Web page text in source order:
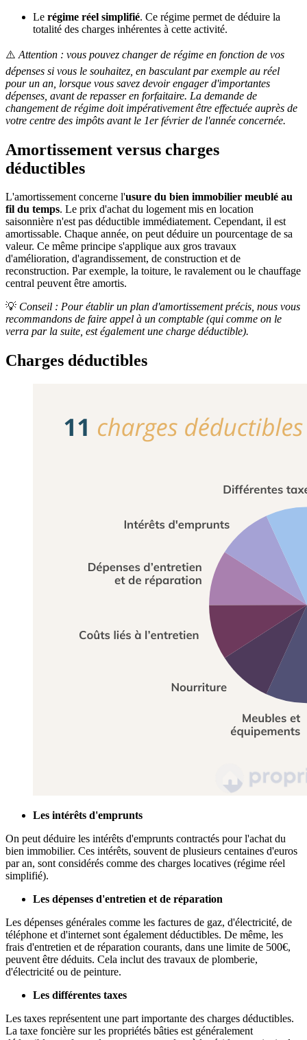
Le régime réel simplifié. Ce régime permet de déduire la
totalité des charges inhérentes à cette activité.
⚠️ Attention : vous pouvez changer de régime en fonction de vos
dépenses si vous le souhaitez, en basculant par exemple au réel
pour un an, lorsque vous savez devoir engager d'importantes
dépenses, avant de repasser en forfaitaire. La demande de
changement de régime doit impérativement être effectuée auprès de
votre centre des impôts avant le 1er février de l'année concernée.
Amortissement versus charges
déductibles
L'amortissement concerne l'usure du bien immobilier meublé au
fil du temps. Le prix d'achat du logement mis en location
saisonnière n'est pas déductible immédiatement. Cependant, il est
amortissable. Chaque année, on peut déduire un pourcentage de sa
valeur. Ce même principe s'applique aux gros travaux
d'amélioration, d'agrandissement, de construction et de
reconstruction. Par exemple, la toiture, le ravalement ou le chauffage
central peuvent être amortis.
💡 Conseil : Pour établir un plan d'amortissement précis, nous vous
recommandons de faire appel à un comptable (qui comme on le
verra par la suite, est également une charge déductible).
Charges déductibles
Les intérêts d'emprunts
On peut déduire les intérêts d'emprunts contractés pour l'achat du
bien immobilier. Ces intérêts, souvent de plusieurs centaines d'euros
par an, sont considérés comme des charges locatives (régime réel
simplifié).
Les dépenses d'entretien et de réparation
Les dépenses générales comme les factures de gaz, d'électricité, de
téléphone et d'internet sont également déductibles. De même, les
frais d'entretien et de réparation courants, dans une limite de 500€,
peuvent être déduits. Cela inclut des travaux de plomberie,
d'électricité ou de peinture.
Les différentes taxes
Les taxes représentent une part importante des charges déductibles.
La taxe foncière sur les propriétés bâties est généralement